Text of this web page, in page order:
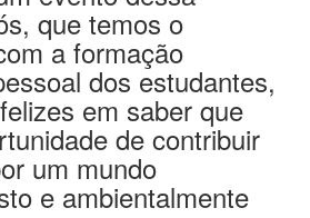
que temos o
a formação
dos estudantes,
em saber que
de contribuir
um mundo
e ambientalmente